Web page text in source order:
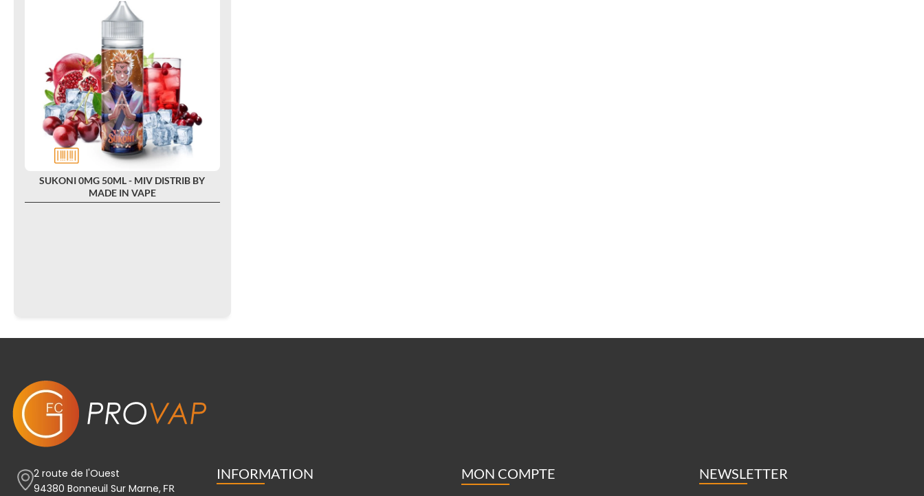
SUKONI 0MG 50ML - MIV DISTRIB BY
MADE IN VAPE
2 route de l'Ouest
94380 Bonneuil Sur Marne, FR
INFORMATION MON COMPTE NEWSLETTER